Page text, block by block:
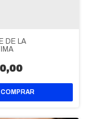
DE LA